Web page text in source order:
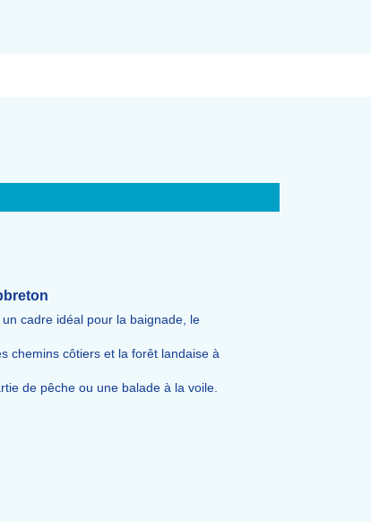
cadre idéal pour la baignade, le
chemins côtiers et la forêt landaise à
de pêche ou une balade à la voile.